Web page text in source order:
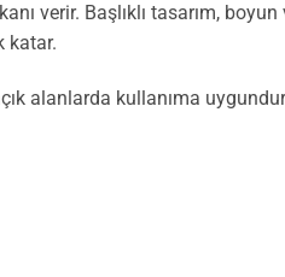
verir. Başlıklı tasarım,
katar.
alanlarda kullanıma